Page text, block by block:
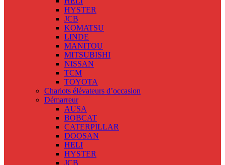
HYSTER
JCB
KOMATSU
LINDE
MANITOU
MITSUBISHI
NISSAN
TCM
TOYOTA
Chariots élévateurs d’occasion
Démarreur
AUSA
BOBCAT
CATERPILLAR
DOOSAN
HELI
HYSTER
JCB